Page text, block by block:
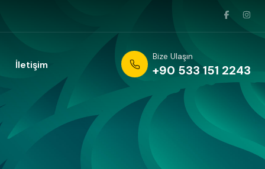
İletişim
Bize Ulaşın
+90 533 151 2243